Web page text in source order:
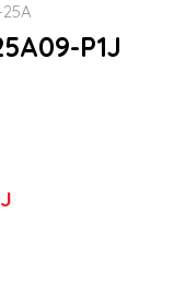
P1J